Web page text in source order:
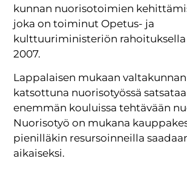
kunnan nuorisotoimien
joka on toiminut Opetus- ja
kulttuuriministeriön rahoituksella
2007.
Lappalaisen mukaan
katsottuna nuorisotyössä
enemmän kouluissa tehtävään
Nuorisotyö on mukana
pienilläkin resursoinneilla
aikaiseksi.